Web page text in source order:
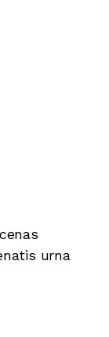
urna